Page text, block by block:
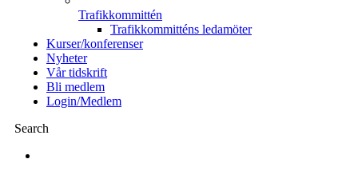
Trafikkommittén
Trafikkommitténs ledamöter
Kurser/konferenser
Nyheter
Vår tidskrift
Bli medlem
Login/Medlem
Search